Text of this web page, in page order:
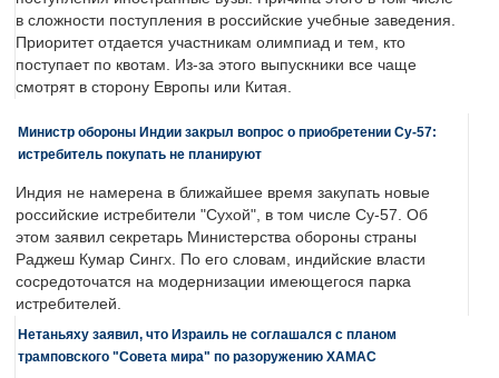
в сложности поступления в российские учебные заведения.
Приоритет отдается участникам олимпиад и тем, кто
поступает по квотам. Из-за этого выпускники все чаще
смотрят в сторону Европы или Китая.
Министр обороны Индии закрыл вопрос о приобретении Су-57:
истребитель покупать не планируют
Индия не намерена в ближайшее время закупать новые
российские истребители "Сухой", в том числе Су-57. Об
этом заявил секретарь Министерства обороны страны
Раджеш Кумар Сингх. По его словам, индийские власти
сосредоточатся на модернизации имеющегося парка
истребителей.
Нетаньяху заявил, что Израиль не соглашался с планом
трамповского "Совета мира" по разоружению ХАМАС